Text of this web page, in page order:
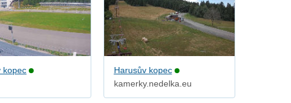
kopec
Harusův kopec
kamerky.nedelka.eu